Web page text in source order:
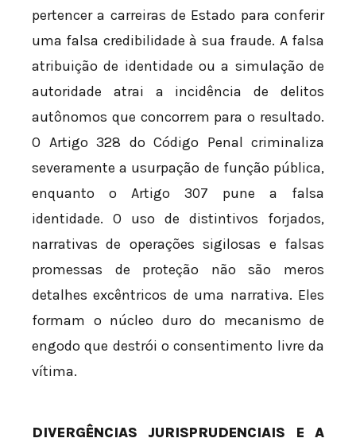
pertencer a carreiras de Estado para conferir
uma falsa credibilidade à sua fraude. A falsa
atribuição de identidade ou a simulação de
autoridade atrai a incidência de delitos
autônomos que concorrem para o resultado.
O Artigo 328 do Código Penal criminaliza
severamente a usurpação de função pública,
enquanto o Artigo 307 pune a falsa
identidade. O uso de distintivos forjados,
narrativas de operações sigilosas e falsas
promessas de proteção não são meros
detalhes excêntricos de uma narrativa. Eles
formam o núcleo duro do mecanismo de
engodo que destrói o consentimento livre da
vítima.
DIVERGÊNCIAS JURISPRUDENCIAIS E A